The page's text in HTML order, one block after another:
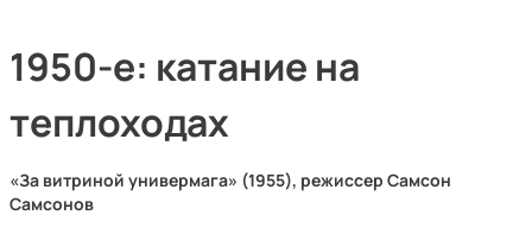
1950-е: катание на
теплоходах
«За витриной универмага» (1955), режиссер Самсон
Самсонов